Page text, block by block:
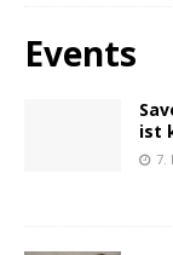
Events
ist
7.